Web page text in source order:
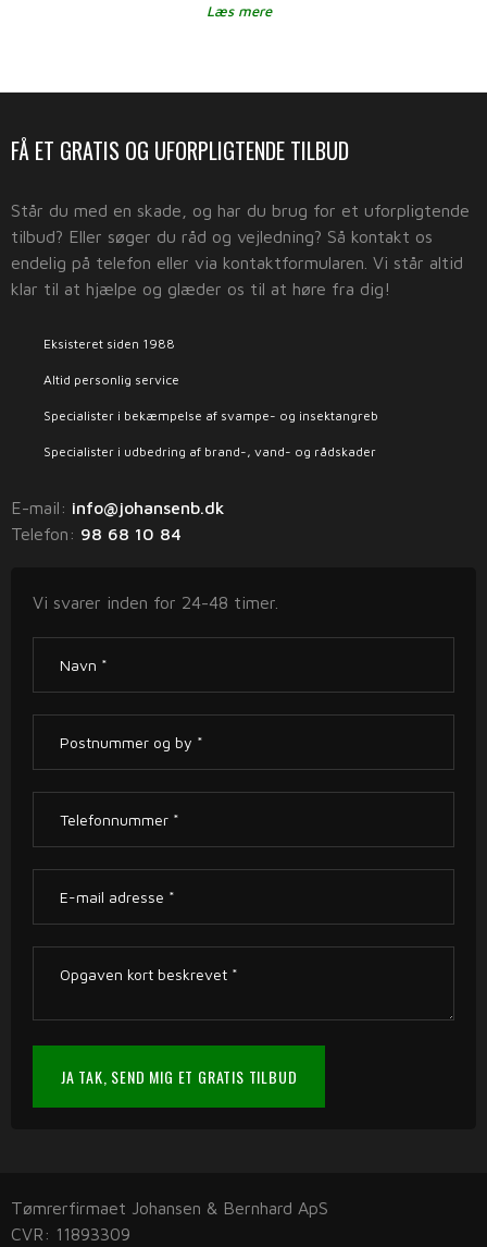
Læs mere
​FÅ ET GRATIS OG UFORPLIGTENDE TILBUD
​Står du med en skade, og har du brug for et uforpligtende
tilbud? Eller søger du råd og vejledning? Så kontakt os
endelig på telefon eller via kontaktformularen. Vi står altid
klar til at hjælpe og glæder os til at høre fra dig!
Eksisteret siden 1988
Altid personlig service
Specialister i bekæmpelse af svampe- og insektangreb
Specialister i udbedring af brand-, vand- og rådskader
E-mail: info@johansenb.dk
Telefon: ​ 98 68 10 84
Vi svarer inden for 24-48 timer.​
Tømrerfirmaet Johansen & Bernhard ApS
CVR: 11893309